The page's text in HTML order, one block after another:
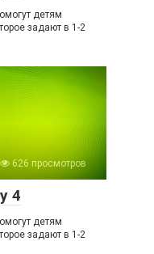
детям
задают в 1-2
626 просмотров
4
детям
задают в 1-2